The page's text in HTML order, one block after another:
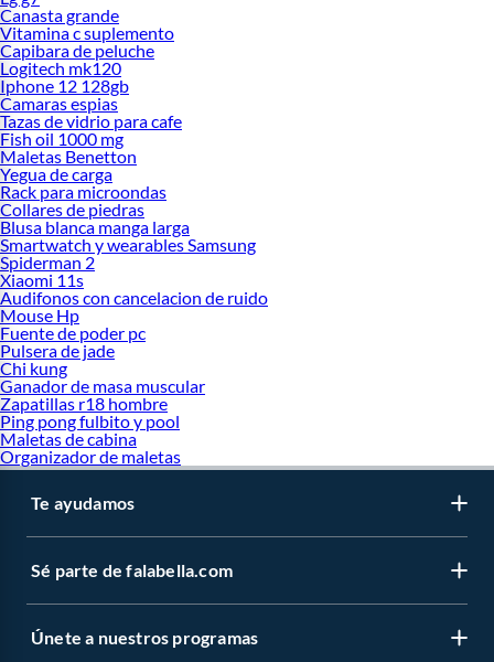
Canasta grande
Vitamina c suplemento
Capibara de peluche
Logitech mk120
Iphone 12 128gb
Camaras espias
Tazas de vidrio para cafe
Fish oil 1000 mg
Maletas Benetton
Yegua de carga
Rack para microondas
Collares de piedras
Blusa blanca manga larga
Smartwatch y wearables Samsung
Spiderman 2
Xiaomi 11s
Audifonos con cancelacion de ruido
Mouse Hp
Fuente de poder pc
Pulsera de jade
Chi kung
Ganador de masa muscular
Zapatillas r18 hombre
Ping pong fulbito y pool
Maletas de cabina
Organizador de maletas
Te ayudamos
Sé parte de falabella.com
Únete a nuestros programas